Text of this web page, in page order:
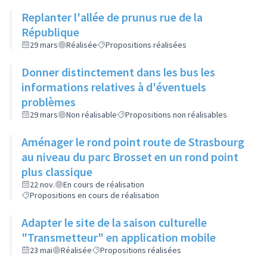
Replanter l'allée de prunus rue de la
République
29 mars Réalisée Propositions réalisées
Donner distinctement dans les bus les
informations relatives à d'éventuels
problèmes
29 mars Non réalisable Propositions non réalisables
Aménager le rond point route de Strasbourg
au niveau du parc Brosset en un rond point
plus classique
22 nov.
En cours de réalisation
Propositions en cours de réalisation
Adapter le site de la saison culturelle
"Transmetteur" en application mobile
23 mai Réalisée Propositions réalisées